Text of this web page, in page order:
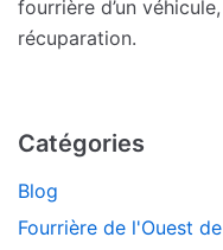
fourrière d’un
récuparation.
Catégories
Blog
Fourrière de l'Ouest